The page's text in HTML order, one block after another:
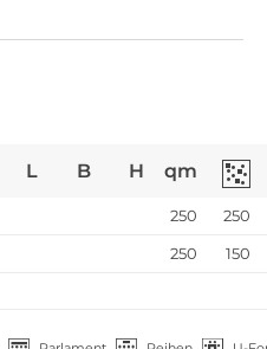
L B H qm
250
250
250 150